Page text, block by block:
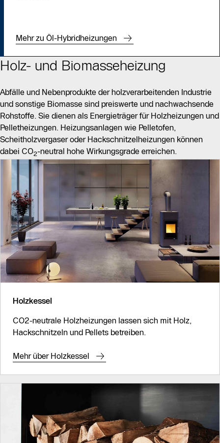
Mehr zu Öl-Hybridheizungen
Holz- und Biomasseheizung
Abfälle und Nebenprodukte der holzverarbeitenden Industrie
und sonstige Biomasse sind preiswerte und nachwachsende
Rohstoffe. Sie dienen als Energieträger für Holzheizungen und
Pelletheizungen. Heizungsanlagen wie Pelletofen,
Scheitholzvergaser oder Hackschnitzelheizungen können
dabei CO2-neutral hohe Wirkungsgrade erreichen.
Holzkessel
CO2-neutrale Holzheizungen lassen sich mit Holz,
Hackschnitzeln und Pellets betreiben.
Mehr über Holzkessel